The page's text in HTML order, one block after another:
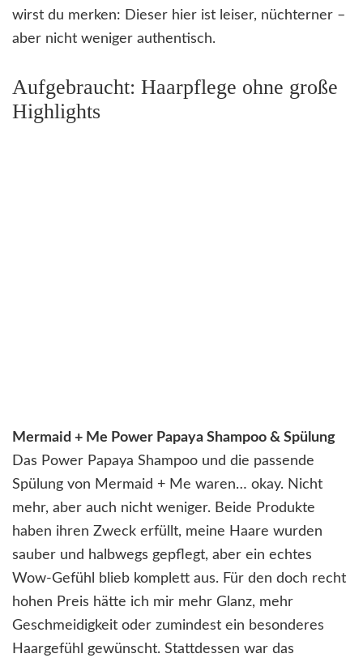
wirst du merken: Dieser hier ist leiser, nüchterner –
aber nicht weniger authentisch.
Aufgebraucht: Haarpflege ohne große
Highlights
Mermaid + Me Power Papaya Shampoo & Spülung
Das Power Papaya Shampoo und die passende
Spülung von Mermaid + Me waren… okay. Nicht
mehr, aber auch nicht weniger. Beide Produkte
haben ihren Zweck erfüllt, meine Haare wurden
sauber und halbwegs gepflegt, aber ein echtes
Wow-Gefühl blieb komplett aus. Für den doch recht
hohen Preis hätte ich mir mehr Glanz, mehr
Geschmeidigkeit oder zumindest ein besonderes
Haargefühl gewünscht. Stattdessen war das